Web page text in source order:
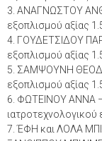
3. ΑΝΑΓΝΩΣΤΟΥ
εξοπλισμού αξίας
4. ΓΟΥΔΕΤΣΙΔΟΥ
εξοπλισμού αξίας
5. ΣΑΜΨΟΥΝΗ
εξοπλισμού αξίας
6. ΦΩΤΕΙΝΟΥ ΑΝΝΑ
ιατροτεχνολογικού
7. ΈΦΗ και ΛΟΛΑ